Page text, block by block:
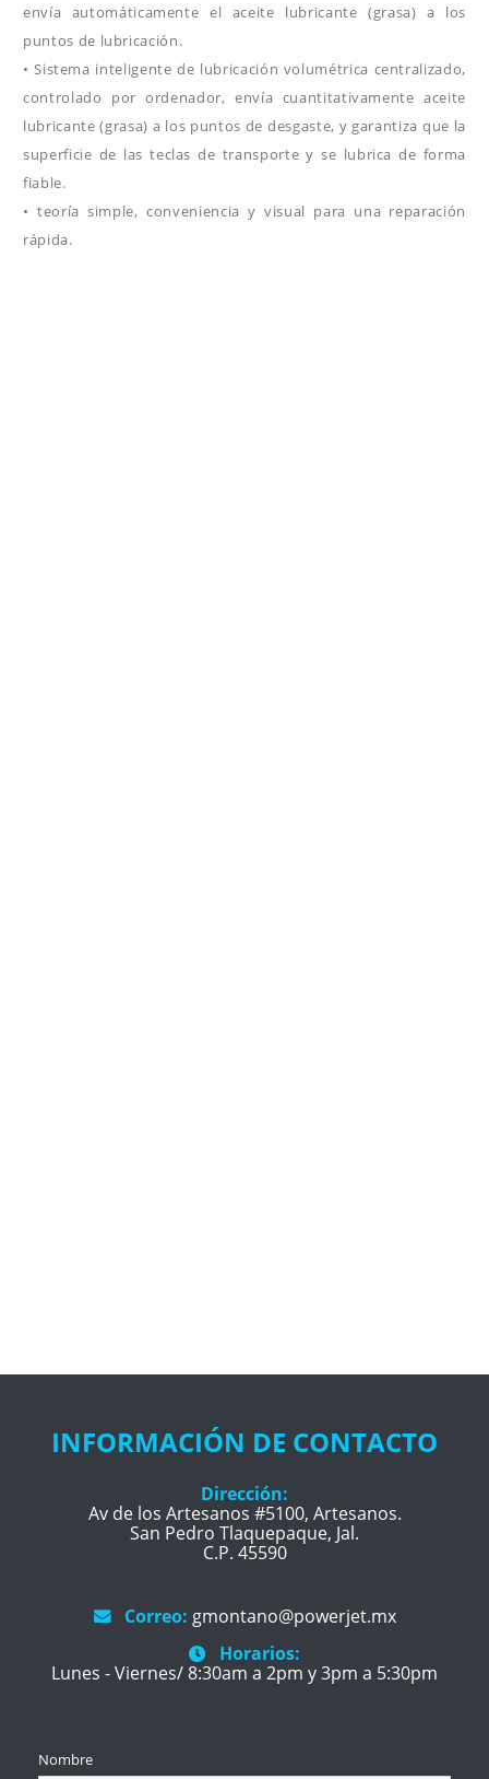
envía automáticamente el aceite lubricante (grasa) a los
puntos de lubricación.
• Sistema inteligente de lubricación volumétrica centralizado,
controlado por ordenador, envía cuantitativamente aceite
lubricante (grasa) a los puntos de desgaste, y garantiza que la
superficie de las teclas de transporte y se lubrica de forma
fiable.
• teoría simple, conveniencia y visual para una reparación
rápida.
INFORMACIÓN DE CONTACTO
Dirección:
Av de los Artesanos #5100, Artesanos.
San Pedro Tlaquepaque, Jal.
C.P. 45590
Correo: gmontano@powerjet.mx
Horarios:
Lunes - Viernes/ 8:30am a 2pm y 3pm a 5:30pm
Nombre